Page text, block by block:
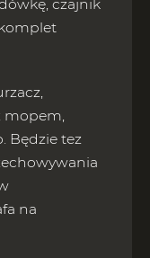
czajnik
mopem,
Będzie tez
na